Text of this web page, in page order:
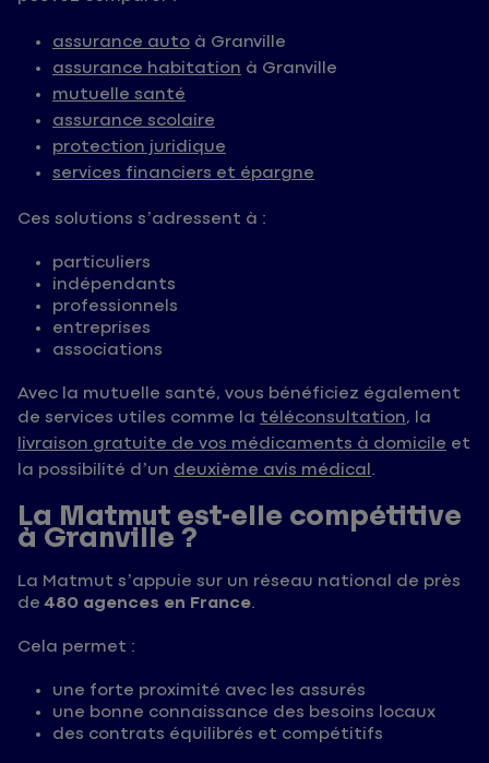
assurance auto à Granville
assurance habitation à Granville
mutuelle santé
assurance scolaire
protection juridique
services financiers et épargne
Ces solutions s’adressent à :
particuliers
indépendants
professionnels
entreprises
associations
Avec la mutuelle santé, vous bénéficiez également
de services utiles comme la téléconsultation, la
livraison gratuite de vos médicaments à domicile et
la possibilité d’un deuxième avis médical .
La Matmut est-elle compétitive
à Granville ?
La Matmut s’appuie sur un réseau national de près
de480 agences en France.
Cela permet :
une forte proximité avec les assurés
une bonne connaissance des besoins locaux
des contrats équilibrés et compétitifs